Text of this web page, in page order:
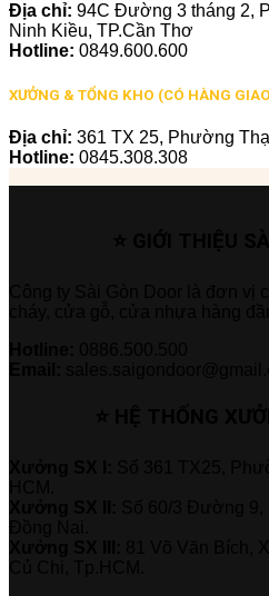
Địa chỉ: 94C Đường 3 tháng 2,
Ninh Kiều, TP.Cần Thơ
Hotline: 0849.600.600
XƯỞNG & TỔNG KHO (CÓ HÀNG
Địa chỉ: 361 TX 25, Phường
Hotline: 0845.308.308